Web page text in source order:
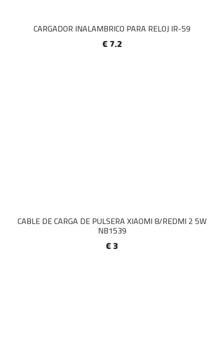
CARGADOR INALAMBRICO PARA RELOJ IR-59
€ 7.2
CABLE DE CARGA DE PULSERA XIAOMI 8/REDMI 2 5W
NB1539
€ 3